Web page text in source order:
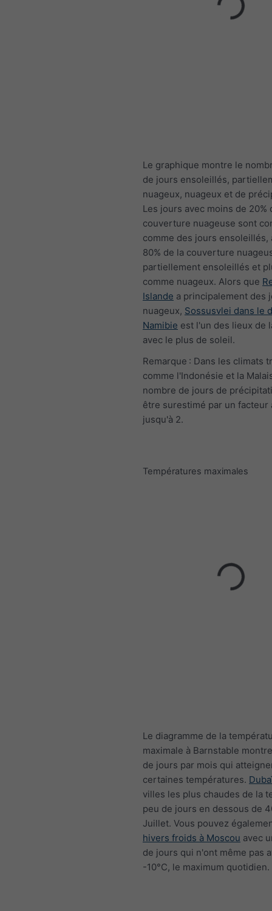
Le graphique montre le
de jours ensoleillés,
nuageux, nuageux et de
Les jours avec moins de 20%
couverture nuageuse sont
comme des jours ensoleillés,
80% de la couverture
partiellement ensoleillés et
comme nuageux. Alors que
Islande a principalement des
nuageux, Sossusvlei dans le
Namibie est l'un des lieux de
avec le plus de soleil.
Remarque : Dans les climats
comme l'Indonésie et la
nombre de jours de
être surestimé par un facteur
jusqu'à 2.
Températures maximales
Le diagramme de la
maximale à Barnstable
de jours par mois qui
certaines températures.
villes les plus chaudes de la
peu de jours en dessous de
Juillet. Vous pouvez
hivers froids à Moscou avec
de jours qui n'ont même pas
-10°C, le maximum quotidien.